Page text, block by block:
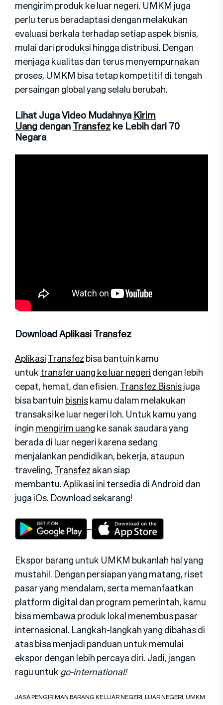
mengirim produk ke luar negeri. UMKM juga
perlu terus beradaptasi dengan melakukan
evaluasi berkala terhadap setiap aspek bisnis,
mulai dari produksi hingga distribusi. Dengan
menjaga kualitas dan terus menyempurnakan
proses, UMKM bisa tetap kompetitif di tengah
persaingan global yang selalu berubah.
Lihat Juga Video MudahnyaKirim
UangdenganTransfezke Lebih dari 70
Negara
DownloadAplikasiTransfez
AplikasiTransfezbisa bantuin kamu
untuktransfer uang ke luar negeridengan lebih
cepat, hemat, dan efisien.Transfez Bisnisjuga
bisa bantuinbisniskamu dalam melakukan
transaksi ke luar negeri loh. Untuk kamu yang
inginmengirim uangke sanak saudara yang
berada di luar negeri karena sedang
menjalankan pendidikan, bekerja, ataupun
traveling,Transfezakan siap
membantu.Aplikasiini tersedia di Android dan
juga iOs. Download sekarang!
Ekspor barang untuk UMKM bukanlah hal yang
mustahil. Dengan persiapan yang matang, riset
pasar yang mendalam, serta memanfaatkan
platform digital dan program pemerintah, kamu
bisa membawa produk lokal menembus pasar
internasional. Langkah-langkah yang dibahas di
atas bisa menjadi panduan untuk memulai
ekspor dengan lebih percaya diri. Jadi, jangan
ragu untukgo-international!
JASA PENGIRIMAN BARANG KE LUAR NEGERI,LUAR NEGERI,UMKM